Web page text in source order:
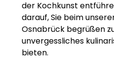
der Kochkunst
darauf, Sie beim
Osnabrück begrüßen
unvergessliches
bieten.